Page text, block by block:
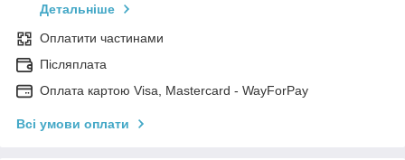
Детальніше
Оплатити частинами
Післяплата
Оплата картою Visa, Mastercard - WayForPay
Всі умови оплати